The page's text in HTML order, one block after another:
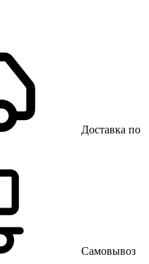
Доставка по
Самовывоз